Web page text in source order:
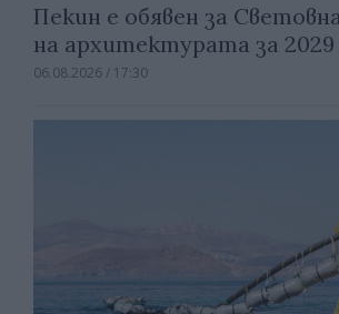
Пекин е обявен за
на архитектурата за 2029
06.08.2026 / 17:30